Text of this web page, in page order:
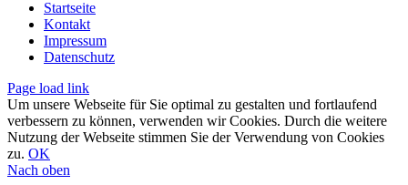
Startseite
Kontakt
Impressum
Datenschutz
Page load link
Um unsere Webseite für Sie optimal zu gestalten und fortlaufend
verbessern zu können, verwenden wir Cookies. Durch die weitere
Nutzung der Webseite stimmen Sie der Verwendung von Cookies
zu. OK
Nach oben